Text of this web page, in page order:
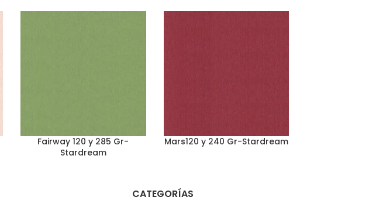
Fairway 120 y 285 Gr-
Stardream
Mars120 y 240 Gr-Stardream
CATEGORÍAS